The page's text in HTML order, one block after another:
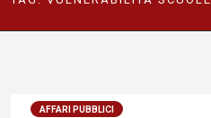
AFFARI PUBBLICI